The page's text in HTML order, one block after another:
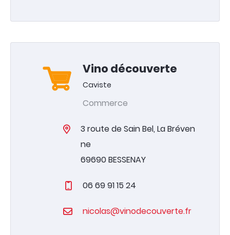
Vino découverte
Caviste
Commerce
3 route de Sain Bel, La Bréven
ne
69690 BESSENAY
06 69 91 15 24
nicolas@vinodecouverte.fr